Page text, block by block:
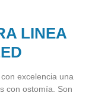
LINEA
excelencia una
con ostomía. Son